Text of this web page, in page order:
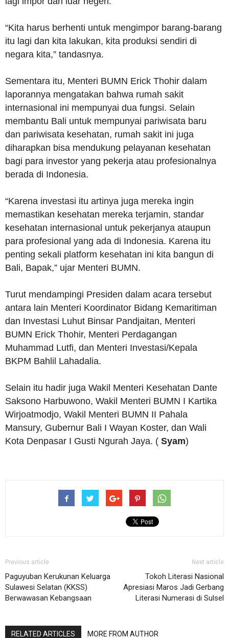
“Kita harus berhenti untuk mengimpor barang-barang
itu lagi dan kita lakukan, kita produksi sendiri di
negara kita,” tandasnya.
Sementara itu, Menteri BUMN Erick Thohir dalam
laporannya mengatakan bahwa rumah sakit
internasional ini mempunyai dua fungsi. Selain
membantu Bali untuk mempunyai pariwisata baru
dan pariwisata kesehatan, rumah sakit ini juga
diharapkan bisa mendukung pelayanan kesehatan
bagi para investor yang pekerja atau profesionalnya
berada di Indonesia.
“Karena investasi itu artinya juga mereka ingin
memastikan kesehatan mereka terjamin, standar
kesehatan internasional untuk pekerjanya ataupun
para profesional yang ada di Indonesia. Karena itu
penting sekali platform kesehatan ini kita bangun di
Bali, Bapak,” ujar Menteri BUMN.
Turut mendampingi Presiden dalam acara tersebut
antara lain Menteri Koordinator Bidang Kemaritiman
dan Investasi Luhut Binsar Pandjaitan, Menteri
BUMN Erick Thohir, Menteri Perdagangan
Muhammad Lutfi, dan Menteri Investasi/Kepala
BKPM Bahlil Lahadalia.
Selain itu hadir juga Wakil Menteri Kesehatan Dante
Saksono Harbuwono, Wakil Menteri BUMN I Kartika
Wirjoatmodjo, Wakil Menteri BUMN II Pahala
Mansury, Gubernur Bali I Wayan Koster, dan Wali
Kota Denpasar I Gusti Ngurah Jaya. ( Syam)
Previous article
Paguyuban Kerukunan Keluarga
Sulawesi Selatan (KKSS)
Berwawasan Kebangsaan
Next article
Tokoh Literasi Nasional
Apresiasi Maros Jadi Gerbang
Literasi Numerasi di Sulsel
RELATED ARTICLES MORE FROM AUTHOR